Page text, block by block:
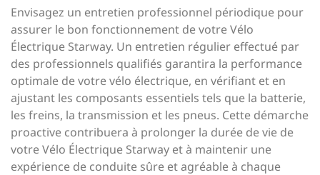
Envisagez un entretien professionnel périodique pour
assurer le bon fonctionnement de votre Vélo
Électrique Starway. Un entretien régulier effectué par
des professionnels qualifiés garantira la performance
optimale de votre vélo électrique, en vérifiant et en
ajustant les composants essentiels tels que la batterie,
les freins, la transmission et les pneus. Cette démarche
proactive contribuera à prolonger la durée de vie de
votre Vélo Électrique Starway et à maintenir une
expérience de conduite sûre et agréable à chaque